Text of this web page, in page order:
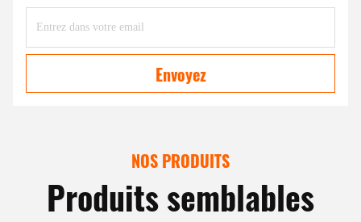
Envoyez
NOS PRODUITS
Produits semblables